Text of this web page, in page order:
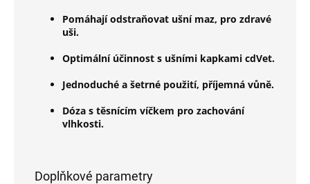
Pomáhají odstraňovat ušní maz, pro zdravé
uši.
Optimální účinnost s ušními kapkami cdVet.
Jednoduché a šetrné použití, příjemná vůně.
Dóza s těsnícím víčkem pro zachování
vlhkosti.​
Doplňkové parametry